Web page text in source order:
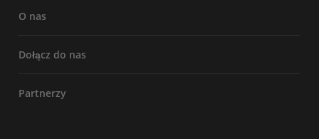
O nas
Dołącz do nas
Partnerzy